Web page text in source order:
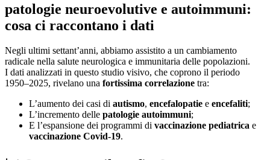
patologie neuroevolutive e autoimmuni:
cosa ci raccontano i dati
Negli ultimi settant’anni, abbiamo assistito a un cambiamento
radicale nella salute neurologica e immunitaria delle popolazioni.
I dati analizzati in questo studio visivo, che coprono il periodo
1950–2025, rivelano una fortissima correlazione tra:
L’aumento dei casi di autismo, encefalopatie e encefaliti;
L’incremento delle patologie autoimmuni;
E l’espansione dei programmi di vaccinazione pediatrica e
vaccinazione Covid-19.